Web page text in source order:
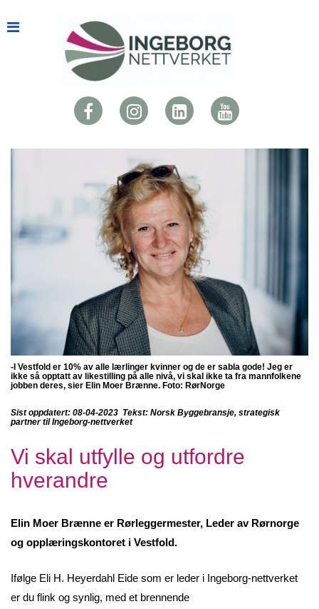
-I Vestfold er 10% av alle lærlinger kvinner og de er sabla gode! Jeg er
ikke så opptatt av likestilling på alle nivå, vi skal ikke ta fra mannfolkene
jobben deres, sier Elin Moer Brænne. Foto: RørNorge
Sist oppdatert: 08-04-2023 Tekst: Norsk Byggebransje, strategisk
partner til Ingeborg-nettverket
Vi skal utfylle og utfordre
hverandre
Elin Moer Brænne er Rørleggermester, Leder av Rørnorge
og opplæringskontoret i Vestfold.
Ifølge Eli H. Heyerdahl Eide som er leder i Ingeborg-nettverket
er du flink og synlig, med et brennende